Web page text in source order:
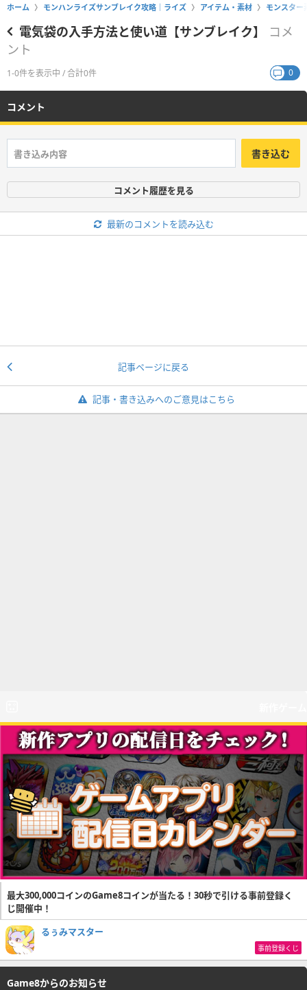
ホーム モンハンライズサンブレイク攻略｜ライズ アイテム・素材 モンスター
電気袋の入手方法と使い道【サンブレイク】
コメ
ント
1-0件を表示中 / 合計0件 0
コメント
書き込む
コメント履歴を見る
最新のコメントを読み込む
記事ページに戻る
記事・書き込みへのご意見はこちら
最大300,000コインのGame8コインが当たる！30秒で引ける事前登録く
じ開催中！
るぅみマスター
事前登録くじ
Game8からのお知らせ